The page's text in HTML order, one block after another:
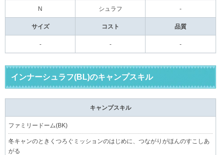
N シュラフ -
サイズ コスト 品質
- - -
インナーシュラフ(BL)のキャンプスキル
キャンプスキル
ファミリードーム(BK)
冬キャンのときくつろぐミッションのはじめに、つながりがほんのすこしあ
がる